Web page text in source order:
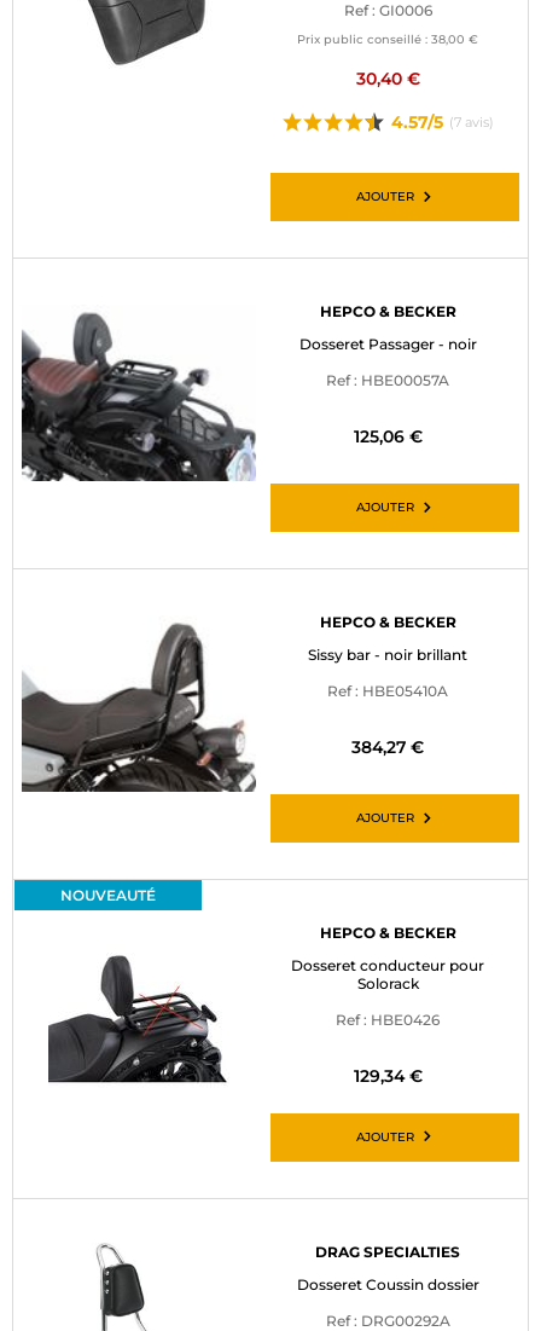
Ref : GI0006
Prix public conseillé : 38,00 €
30,40 €
4.57/5 (7 avis)
AJOUTER
HEPCO & BECKER
Dosseret Passager - noir
Ref : HBE00057A
125,06 €
AJOUTER
HEPCO & BECKER
Sissy bar - noir brillant
Ref : HBE05410A
384,27 €
AJOUTER
NOUVEAUTÉ
HEPCO & BECKER
Dosseret conducteur pour
Solorack
Ref : HBE0426
129,34 €
AJOUTER
DRAG SPECIALTIES
Dosseret Coussin dossier
Ref : DRG00292A